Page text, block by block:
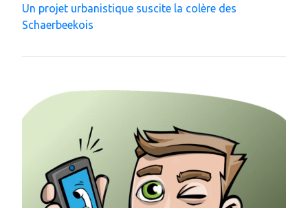
Un projet urbanistique suscite la colère des
Schaerbeekois